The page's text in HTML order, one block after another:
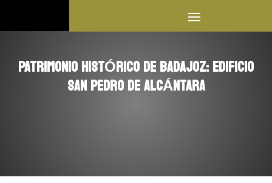
PATRIMONIO HISTÓRICO DE BADAJOZ: EDIFICIO
SAN PEDRO DE ALCÁNTARA